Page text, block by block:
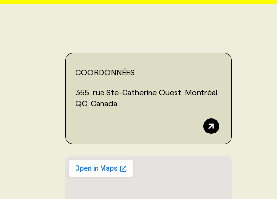
COORDONNÉES
355, rue Ste-Catherine Ouest, Montréal,
QC, Canada